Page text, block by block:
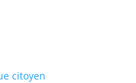
citoyen